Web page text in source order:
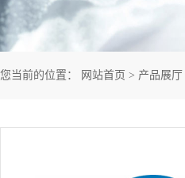
您当前的位置： 网站首页 > 产品展厅